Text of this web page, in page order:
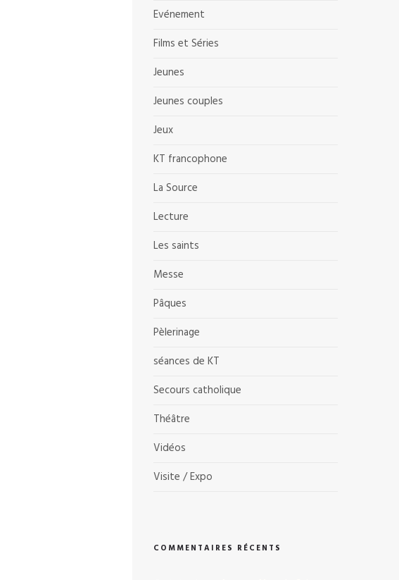
Evénement
Films et Séries
Jeunes
Jeunes couples
Jeux
KT francophone
La Source
Lecture
Les saints
Messe
Pâques
Pèlerinage
séances de KT
Secours catholique
Théâtre
Vidéos
Visite / Expo
COMMENTAIRES RÉCENTS